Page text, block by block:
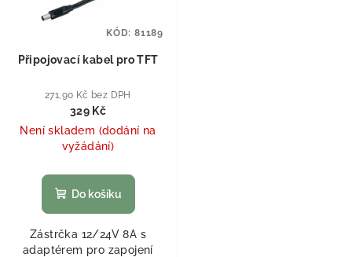
Připojovací kabel pro TFT
271,90 Kč bez DPH
329 Kč
Není skladem (dodání na
vyžádání)
Do košíku
Zástrčka 12/24V 8A s
adaptérem pro zapojení
KÓD: 81189